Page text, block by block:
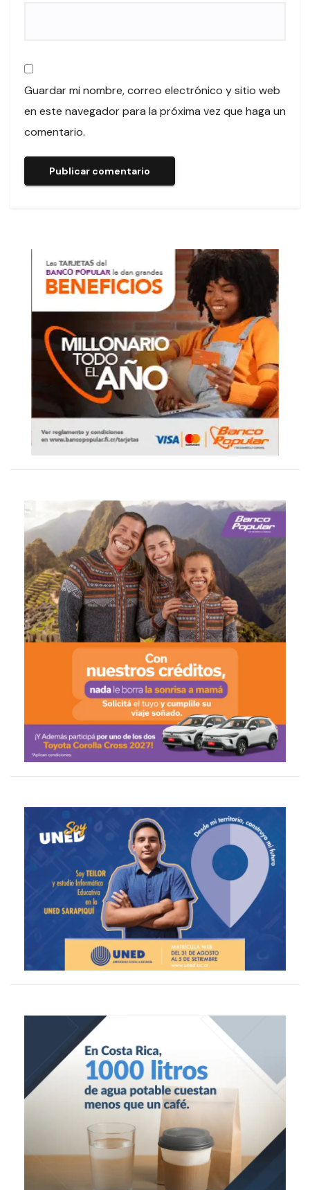
Guardar mi nombre, correo electrónico y sitio web
en este navegador para la próxima vez que haga un
comentario.